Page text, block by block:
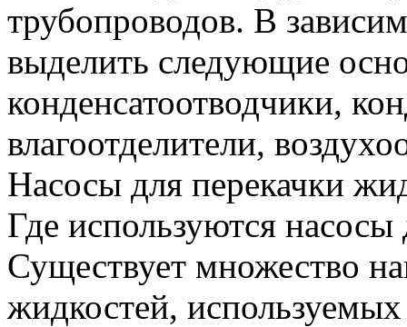
трубопроводов. В
выделить следующие
конденсатоотводчики,
влагоотделители,
Насосы для перекачки
Где используются
Существует множество
жидкостей,